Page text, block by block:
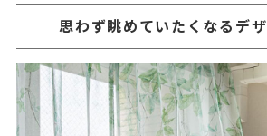
思わず眺めていたくなるデ